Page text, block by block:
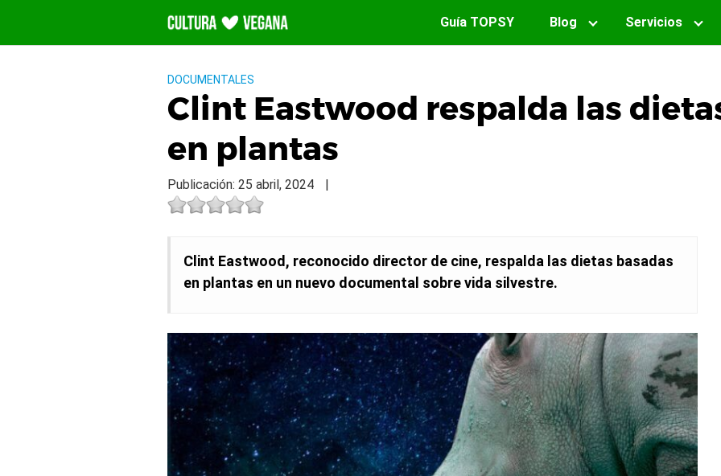
contenido
Guía TOPSY Blog Servicios
DOCUMENTALES
Clint Eastwood respalda las
en plantas
Publicación: 25 abril, 2024 |
Clint Eastwood, reconocido director de cine, respalda las dietas basadas
en plantas en un nuevo documental sobre vida silvestre.